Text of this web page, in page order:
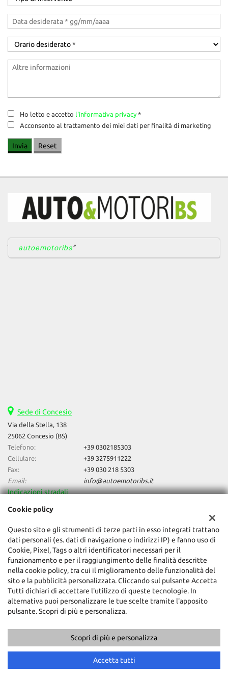
Ho letto e accetto l'informativa privacy*
Acconsento al trattamento dei miei dati per finalità di marketing
autoemotoribs
Sede di Concesio
Via della Stella, 138
25062 Concesio (BS)
Telefono:
+39 0302185303
Cellulare:
+39 3275911222
Fax:
+39 030 218 5303
Email:
info@autoemotoribs.it
Indicazioni stradali
Dati fiscali:
Auto & Motori Di Daniele Bagozzi
Via della Stella, 138, Concesio (BS)
C.F/P.IVA:03856060987
Registro delle imprese:BS
Copyright © 2026 GestionaleAuto.com S.r.l., Tutti i diritti riservati -
Leggi l'informativa sulla privacy-Cookie Policy
Sito creato da:GestionaleAuto.com
Cookie policy
Questo sito e gli strumenti di terze parti in esso integrati trattano
dati personali (es. dati di navigazione o indirizzi IP) e fanno uso di
Cookie, Pixel, Tags o altri identificatori necessari per il
funzionamento e per il raggiungimento delle finalità descritte
nella cookie policy, tra cui il miglioramento delle funzionalità del
sito e la pubblicità personalizzata. Cliccando sul pulsante Accetta
Tutti dichiari di accettare l'utilizzo di queste tecnologie. In
alternativa puoi personalizzare le tue scelte tramite l'apposito
pulsante. Scopri di più e personalizza.
Scopri di più e personalizza
Accetta tutti